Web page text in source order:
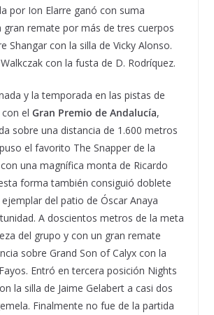
por Ion Elarre ganó con suma
gran remate por más de tres cuerpos
Shangar con la silla de Vicky Alonso.
con la fusta de D. Rodríquez.
y la temporada en las pistas de
el Gran Premio de Andalucía,
sobre una distancia de 1.600 metros
el favorito The Snapper de la
una magnífica monta de Ricardo
forma también consiguió doblete
del patio de Óscar Anaya
A doscientos metros de la meta
del grupo y con un gran remate
sobre Grand Son of Calyx con la
Entró en tercera posición Nights
la silla de Jaime Gelabert a casi dos
Finalmente no fue de la partida